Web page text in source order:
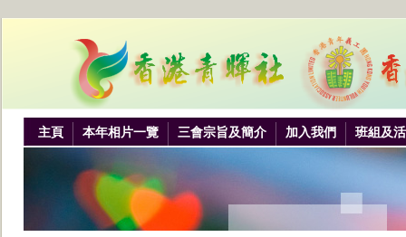
主頁 本年相片一覽 三會宗旨及簡介 加入我們 班組及